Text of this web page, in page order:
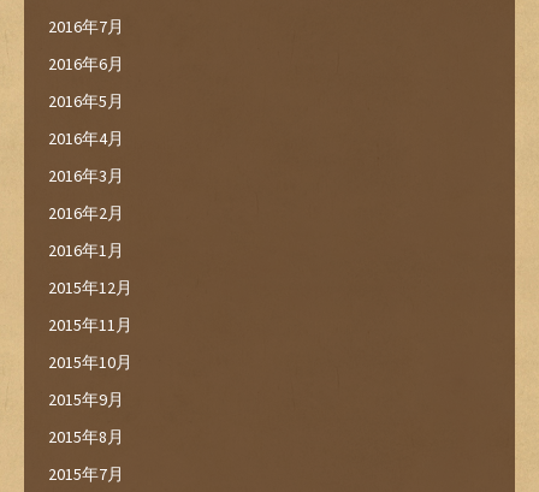
2016年7月
2016年6月
2016年5月
2016年4月
2016年3月
2016年2月
2016年1月
2015年12月
2015年11月
2015年10月
2015年9月
2015年8月
2015年7月